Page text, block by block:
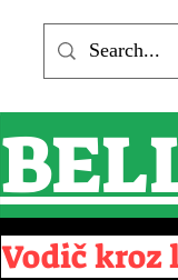
Vodič kroz